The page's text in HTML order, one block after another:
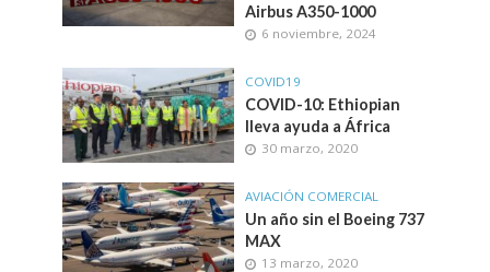
Airbus A350-1000
6 noviembre, 2024
COVID19
COVID-10: Ethiopian
lleva ayuda a África
30 marzo, 2020
AVIACIÓN COMERCIAL
Un año sin el Boeing 737
MAX
13 marzo, 2020